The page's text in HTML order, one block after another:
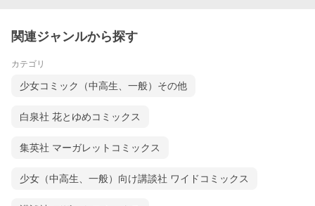
関連ジャンルから探す
カテゴリ
少女コミック（中高生、一般）その他
白泉社 花とゆめコミックス
集英社 マーガレットコミックス
少女（中高生、一般）向け講談社 ワイドコミックス